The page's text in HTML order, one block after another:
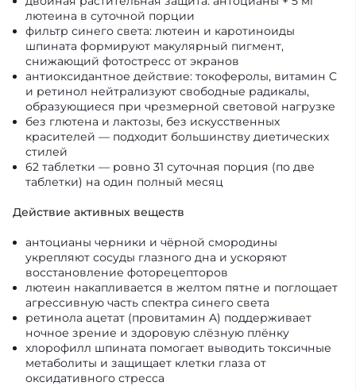
лютеина в суточной порции
фильтр синего света: лютеин и каротиноиды
шпината формируют макулярный пигмент,
снижающий фотостресс от экранов
антиоксидантное действие: токоферолы, витамин C
и ретинол нейтрализуют свободные радикалы,
образующиеся при чрезмерной световой нагрузке
без глютена и лактозы, без искусственных
красителей — подходит большинству диетических
стилей
62 таблетки — ровно 31 суточная порция (по две
таблетки) на один полный месяц
Действие активных веществ
антоцианы черники и чёрной смородины
укрепляют сосуды глазного дна и ускоряют
восстановление фоторецепторов
лютеин накапливается в желтом пятне и поглощает
агрессивную часть спектра синего света
ретинола ацетат (провитамин A) поддерживает
ночное зрение и здоровую слёзную плёнку
хлорофилл шпината помогает выводить токсичные
метаболиты и защищает клетки глаза от
оксидативного стресса